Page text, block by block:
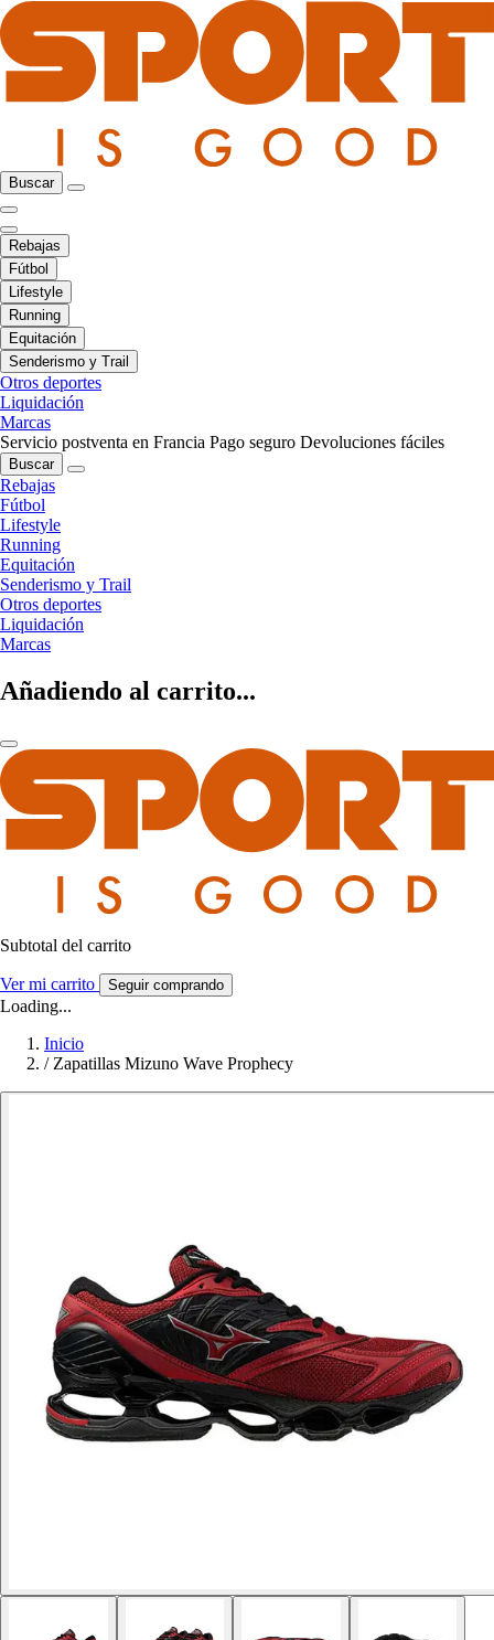
Buscar
Rebajas
Fútbol
Lifestyle
Running
Equitación
Senderismo y Trail
Otros deportes
Liquidación
Marcas
Servicio postventa en Francia Pago seguro Devoluciones fáciles
Buscar
Rebajas
Fútbol
Lifestyle
Running
Equitación
Senderismo y Trail
Otros deportes
Liquidación
Marcas
Añadiendo al carrito...
Subtotal del carrito
Ver mi carrito Seguir comprando
Loading...
Inicio
/ Zapatillas Mizuno Wave Prophecy